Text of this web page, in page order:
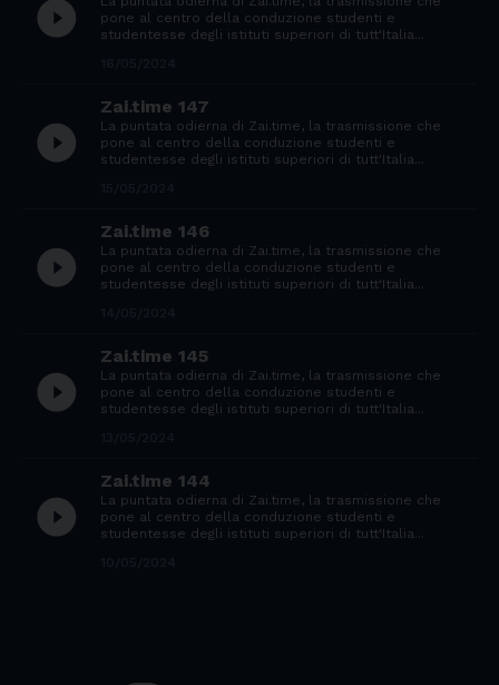
play_circle_filled
pone al centro della conduzione studenti e
studentesse degli istituti superiori di tutt'Italia...
play_circle_filled
Zai.time 147
La puntata odierna di Zai.time, la trasmissione che
pone al centro della conduzione studenti e
studentesse degli istituti superiori di tutt'Italia...
play_circle_filled
Zai.time 146
La puntata odierna di Zai.time, la trasmissione che
pone al centro della conduzione studenti e
studentesse degli istituti superiori di tutt'Italia...
play_circle_filled
Zai.time 145
La puntata odierna di Zai.time, la trasmissione che
pone al centro della conduzione studenti e
studentesse degli istituti superiori di tutt'Italia...
play_circle_filled
Zai.time 144
La puntata odierna di Zai.time, la trasmissione che
pone al centro della conduzione studenti e
studentesse degli istituti superiori di tutt'Italia...